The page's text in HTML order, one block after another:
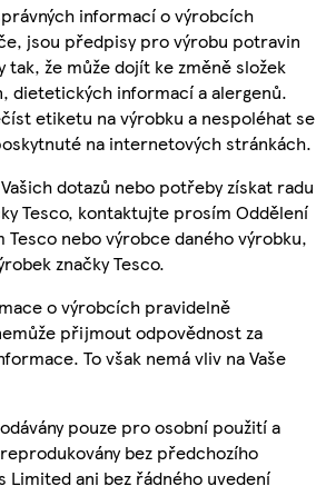
informací o výrobcích
jsou předpisy pro výrobu potravin
tak, že může dojít ke změně složek
dietetických informací a alergenů.
etiketu na výrobku a nespoléhat se
na internetových stránkách.
dotazů nebo potřeby získat radu
Tesco, kontaktujte prosím Oddělení
Tesco nebo výrobce daného výrobku,
značky Tesco.
o výrobcích pravidelně
přijmout odpovědnost za
To však nemá vliv na Vaše
pouze pro osobní použití a
bez předchozího
Limited ani bez řádného uvedení